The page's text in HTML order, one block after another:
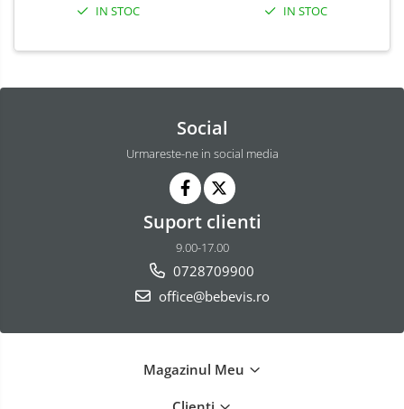
IN STOC IN STOC
Social
Urmareste-ne in social media
Suport clienti
9.00-17.00
0728709900
office@bebevis.ro
Magazinul Meu